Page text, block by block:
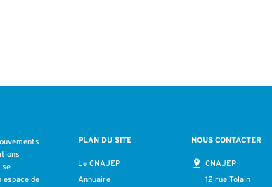
se
de
PLAN DU SITE
Le CNAJEP
Annuaire
NOUS CONTACTER
CNAJEP
12 rue Tolain